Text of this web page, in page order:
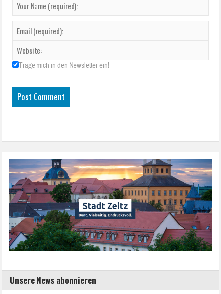
Trage mich in den Newsletter ein!
Unsere News abonnieren